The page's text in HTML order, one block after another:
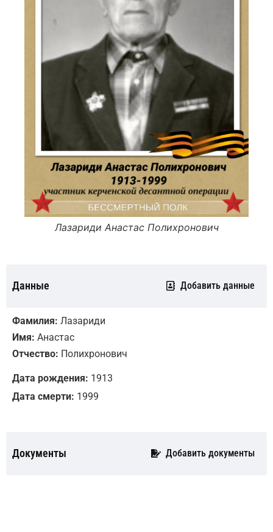
Лазариди Анастас Полихронович
Данные Добавить данные
Фамилия: Лазариди
Имя: Анастас
Отчество: Полихронович
Дата рождения: 1913
Дата смерти: 1999
Документы Добавить документы